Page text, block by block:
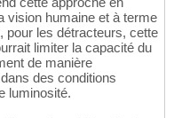
vision humaine et à terme
pour les détracteurs, cette
limiter la capacité du
de manière
des conditions
luminosité.